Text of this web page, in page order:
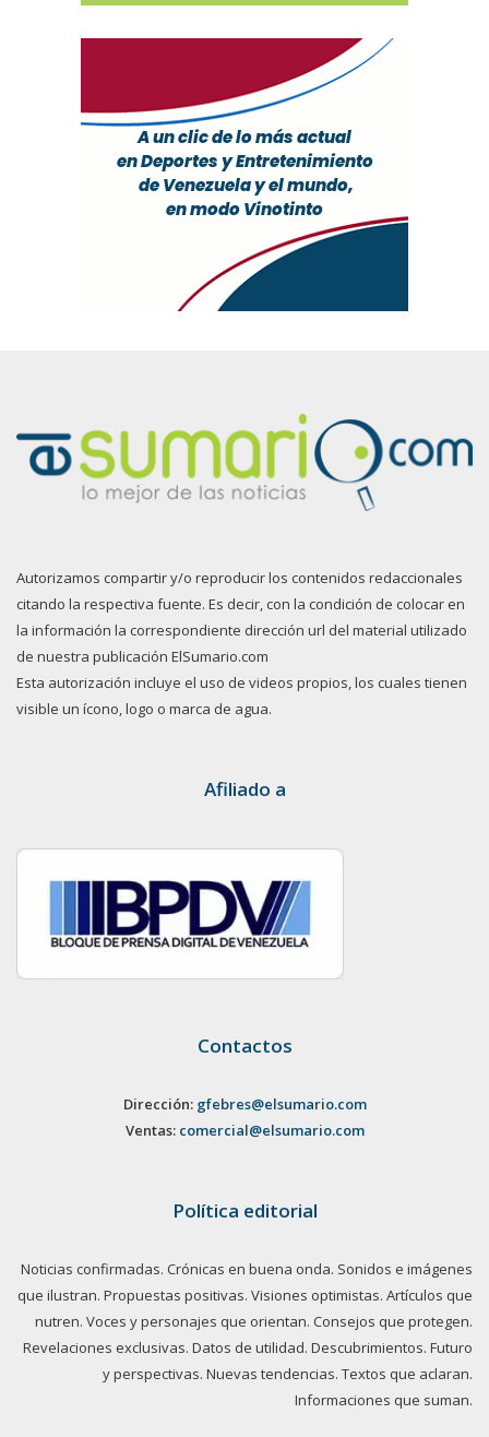
Autorizamos compartir y/o reproducir los contenidos redaccionales
citando la respectiva fuente. Es decir, con la condición de colocar en
la información la correspondiente dirección url del material utilizado
de nuestra publicación ElSumario.com
Esta autorización incluye el uso de videos propios, los cuales tienen
visible un ícono, logo o marca de agua.
Afiliado a
Contactos
Dirección: gfebres@elsumario.com
Ventas: comercial@elsumario.com
Política editorial
Noticias confirmadas. Crónicas en buena onda. Sonidos e imágenes
que ilustran. Propuestas positivas. Visiones optimistas. Artículos que
nutren. Voces y personajes que orientan. Consejos que protegen.
Revelaciones exclusivas. Datos de utilidad. Descubrimientos. Futuro
y perspectivas. Nuevas tendencias. Textos que aclaran.
Informaciones que suman.